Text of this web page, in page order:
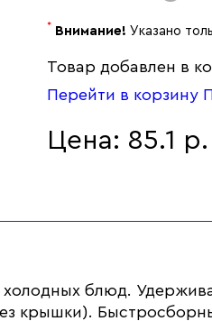
* Внимание! Указано
Товар добавлен в
Перейти в корзину
Цена: 85.1 р.
блюд.
крышки).